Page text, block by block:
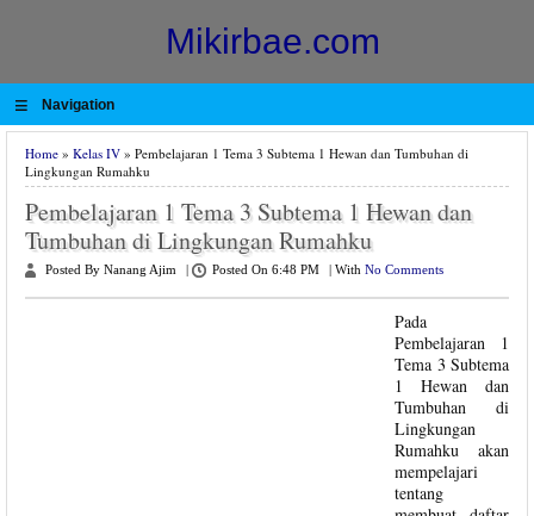
Mikirbae.com
≡ Navigation
Home » Kelas IV » Pembelajaran 1 Tema 3 Subtema 1 Hewan dan Tumbuhan di
Lingkungan Rumahku
Pembelajaran 1 Tema 3 Subtema 1 Hewan dan
Tumbuhan di Lingkungan Rumahku
Posted By Nanang Ajim Posted On 6:48 PM With No Comments
Pada
Pembelajaran 1
Tema 3 Subtema
1 Hewan dan
Tumbuhan di
Lingkungan
Rumahku akan
mempelajari
tentang